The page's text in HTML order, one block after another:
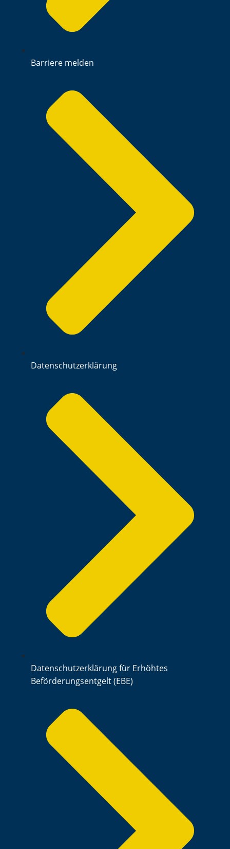
Barriere melden
Datenschutzerklärung
Datenschutzerklärung für Erhöhtes
Beförderungsentgelt (EBE)